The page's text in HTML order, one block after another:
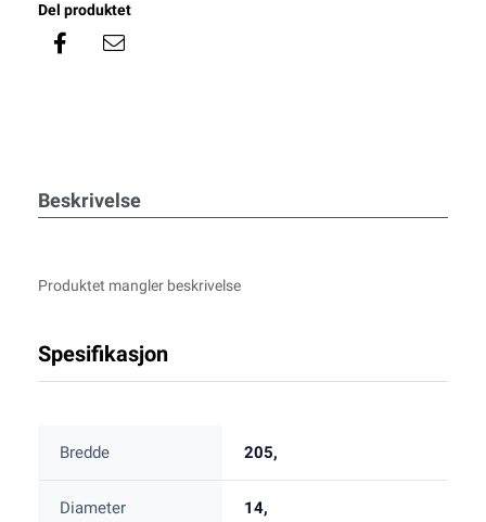
Del produktet
Beskrivelse
Produktet mangler beskrivelse
Spesifikasjon
Bredde 205,
Diameter 14,